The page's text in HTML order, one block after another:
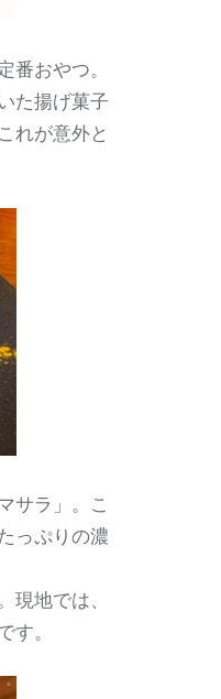
番おやつ。
た揚げ菓子
れが意外と
サラ」。こ
っぷりの濃
現地では、
す。